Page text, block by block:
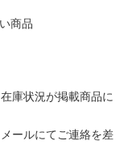
商品
庫状況が掲載商品に
ールにてご連絡を差